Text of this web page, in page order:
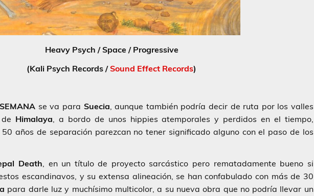
Heavy Psych / Space / Progressive
(Kali Psych Records /Sound Effect Records)
se va para Suecia, aunque también podría decir de ruta por los valles
Himalaya, a bordo de unos hippies atemporales y perdidos en el tiempo,
años de separación parezcan no tener significado alguno con el paso de los
Death, en un título de proyecto sarcástico pero rematadamente bueno si
escandinavos, y su extensa alineación, se han confabulado con más de 30
para darle luz y muchísimo multicolor, a su nueva obra que no podría llevar un